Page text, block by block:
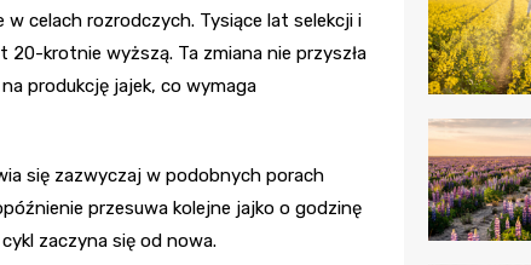
w celach rozrodczych. Tysiące lat selekcji i
krotnie wyższą. Ta zmiana nie przyszła
produkcję jajek, co wymaga
się zazwyczaj w podobnych porach
przesuwa kolejne jajko o godzinę
zaczyna się od nowa.